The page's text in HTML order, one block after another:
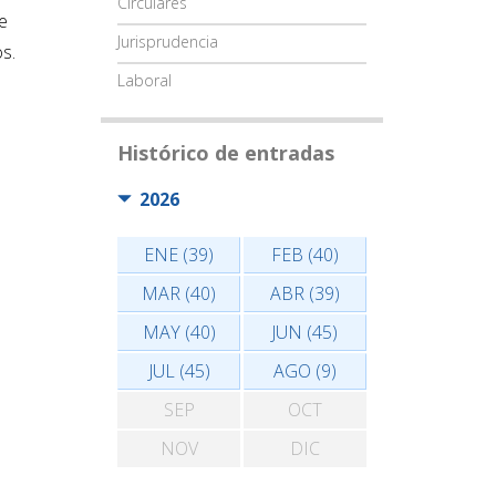
Jurisprudencia
Laboral
Histórico de entradas
2026
ENE (39)
FEB (40)
MAR (40)
ABR (39)
MAY (40)
JUN (45)
JUL (45)
AGO (9)
SEP
OCT
NOV
DIC